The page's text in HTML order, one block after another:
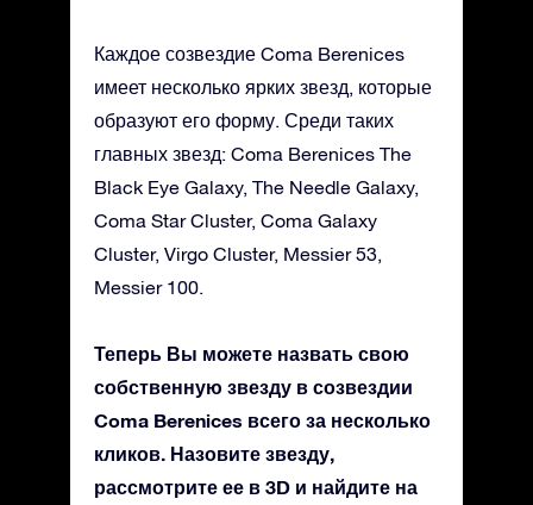
Каждое созвездие Coma Berenices
имеет несколько ярких звезд, которые
образуют его форму. Среди таких
главных звезд: Coma Berenices The
Black Eye Galaxy, The Needle Galaxy,
Coma Star Cluster, Coma Galaxy
Cluster, Virgo Cluster, Messier 53,
Messier 100.
Теперь Вы можете назвать свою
собственную звезду в созвездии
Coma Berenices всего за несколько
кликов. Назовите звезду,
рассмотрите ее в 3D и найдите на